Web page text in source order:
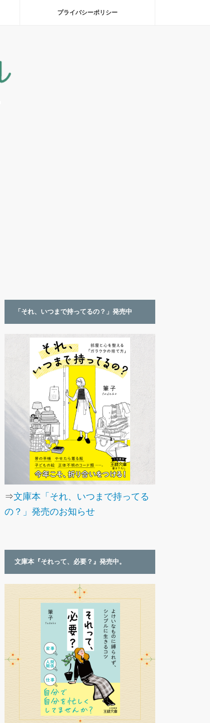
プライバシーポリシー
「それ、いつまで持ってるの？」発売中
⇒文庫本「それ、いつまで持ってる
の？」発売のお知らせ
文庫本『それって、必要？』発売中。